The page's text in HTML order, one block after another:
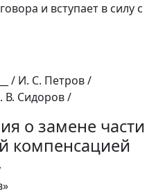
и вступает в силу с
/ И. С. Петров /
В. Сидоров /
о замене части
компенсацией